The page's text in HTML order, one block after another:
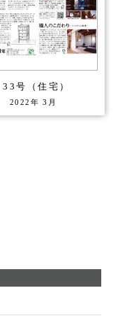
33号（住宅）
2022年 3月